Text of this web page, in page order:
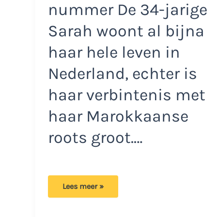
nummer De 34-jarige
Sarah woont al bijna
haar hele leven in
Nederland, echter is
haar verbintenis met
haar Marokkaanse
roots groot.…
Sarah
Lees meer »